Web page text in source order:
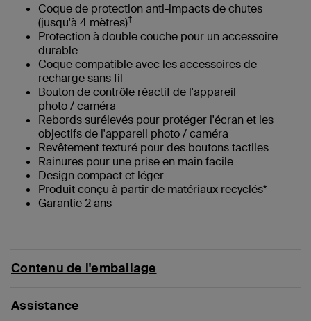
Coque de protection anti-impacts de chutes
(jusqu'à 4 mètres)†
Protection à double couche pour un accessoire
durable
Coque compatible avec les accessoires de
recharge sans fil
Bouton de contrôle réactif de l'appareil
photo / caméra
Rebords surélevés pour protéger l'écran et les
objectifs de l'appareil photo / caméra
Revêtement texturé pour des boutons tactiles
Rainures pour une prise en main facile
Design compact et léger
Produit conçu à partir de matériaux recyclés*
Garantie 2 ans
Contenu de l'emballage
Assistance